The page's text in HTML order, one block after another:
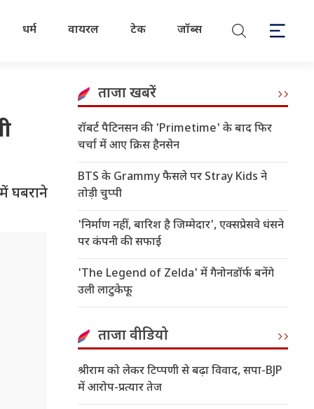
धर्म वायरल टेक जॉब्स
घबराने
ताजा खबरें
रॉबर्ट पैटिनसन की 'Primetime' के बाद फिर
चर्चा में आए क्रिस हैनसेन
BTS के Grammy फैसले पर Stray Kids ने
तोड़ी चुप्पी
'निर्माण नहीं, बारिश है जिम्मेदार', एक्सप्रेसवे धंसने
पर कंपनी की सफाई
'The Legend of Zelda' में गैनोनडॉर्फ बनेंगे
उली लाटुकेफू
ताजा वीडियो
श्रीराम को लेकर टिप्पणी से बढ़ा विवाद, सपा-BJP
में आरोप-प्रत्यार तेज